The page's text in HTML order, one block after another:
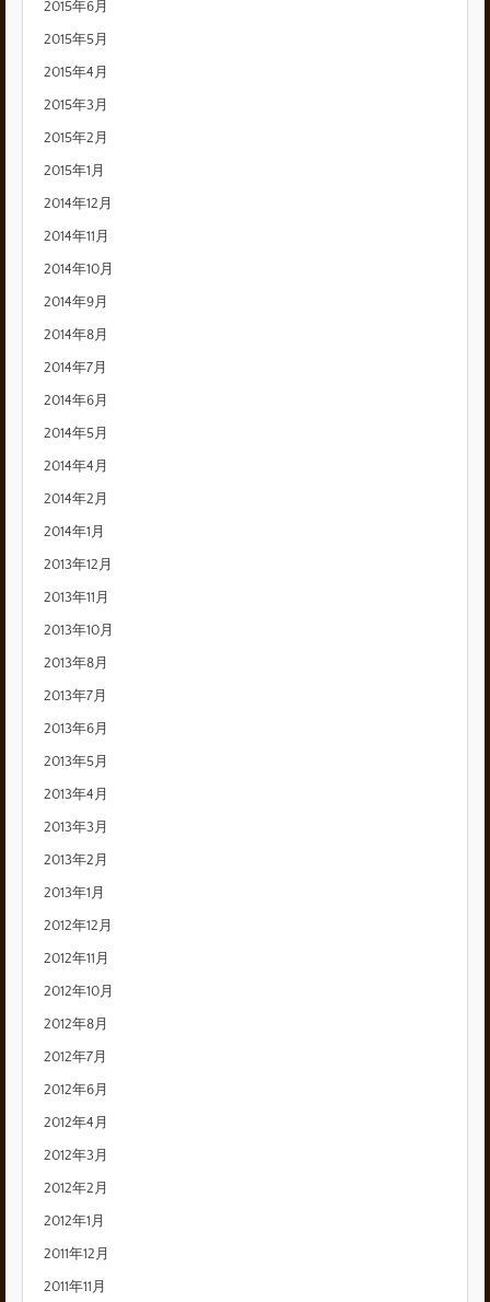
2015年6月
2015年5月
2015年4月
2015年3月
2015年2月
2015年1月
2014年12月
2014年11月
2014年10月
2014年9月
2014年8月
2014年7月
2014年6月
2014年5月
2014年4月
2014年2月
2014年1月
2013年12月
2013年11月
2013年10月
2013年8月
2013年7月
2013年6月
2013年5月
2013年4月
2013年3月
2013年2月
2013年1月
2012年12月
2012年11月
2012年10月
2012年8月
2012年7月
2012年6月
2012年4月
2012年3月
2012年2月
2012年1月
2011年12月
2011年11月